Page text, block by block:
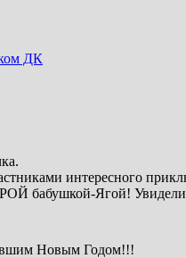
ДК
интересного
бабушкой-Ягой!
Новым Годом!!!